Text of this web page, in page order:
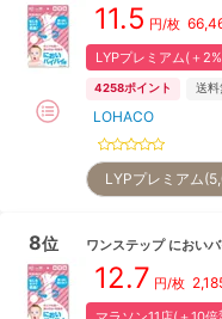
11.5 円/枚
LYPプレミアム(＋
4258ポイント 送料
LOHACO
LYPプレミアム
8位 ワンステップ におい
12.7 円/枚